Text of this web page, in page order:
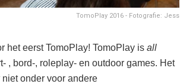
TomoPlay 2016 - Fotografie: Jess
het eerst TomoPlay! TomoPlay is all
, bord-, roleplay- en outdoor games. Het
onder voor andere